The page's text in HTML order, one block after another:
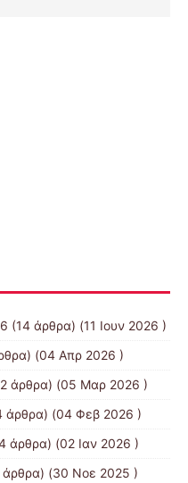
(14 άρθρα) (11 Ιουν 2026 )
(04 Απρ 2026 )
άρθρα) (05 Μαρ 2026 )
άρθρα) (04 Φεβ 2026 )
άρθρα) (02 Ιαν 2026 )
άρθρα) (30 Νοε 2025 )